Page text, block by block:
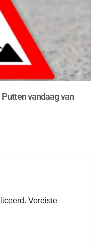
vandaag van
Vereiste